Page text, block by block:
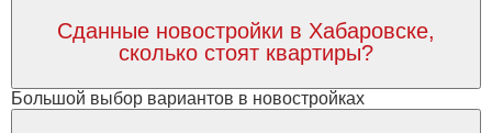
Сданные новостройки в Хабаровске,
сколько стоят квартиры?
Большой выбор вариантов в новостройках